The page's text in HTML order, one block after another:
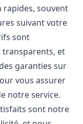
souvent
suivant votre
sont
et
garanties sur
vous assurer
notre service.
sont notre